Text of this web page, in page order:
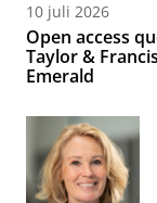
10 juli 2026
Open access
Taylor &
Emerald